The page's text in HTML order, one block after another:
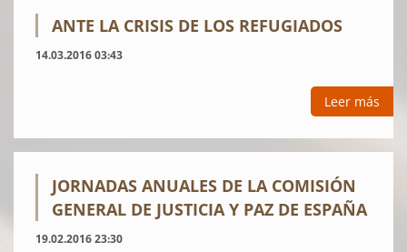
ANTE LA CRISIS DE LOS REFUGIADOS
14.03.2016 03:43
Leer más
JORNADAS ANUALES DE LA COMISIÓN
GENERAL DE JUSTICIA Y PAZ DE ESPAÑA
19.02.2016 23:30